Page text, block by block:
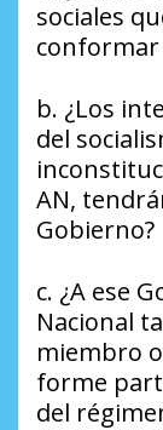
sociales
conformar
b. ¿Los
del
AN,
Gobierno?
c. ¿A ese
Nacional
miembro
forme
del